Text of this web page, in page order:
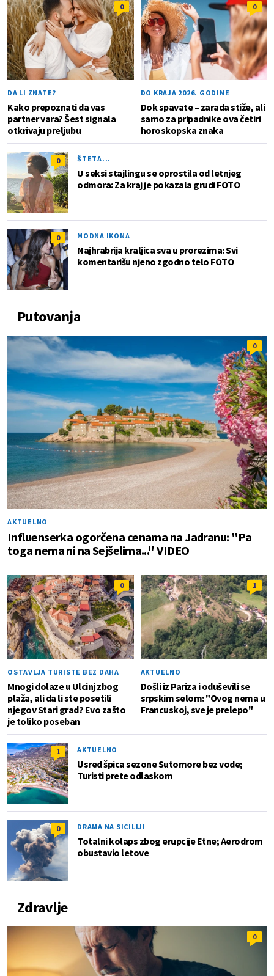
0
DA LI ZNATE?
Kako prepoznati da vas
partner vara? Šest signala
otkrivaju preljubu
0
DO KRAJA 2026. GODINE
Dok spavate – zarada stiže, ali
samo za pripadnike ova četiri
horoskopska znaka
0 ŠTETA...
U seksi stajlingu se oprostila od letnjeg
odmora: Za kraj je pokazala grudi FOTO
0 MODNA IKONA
Najhrabrija kraljica sva u prorezima: Svi
komentarišu njeno zgodno telo FOTO
Putovanja
0
AKTUELNO
Influenserka ogorčena cenama na Jadranu: "Pa
toga nema ni na Sejšelima..." VIDEO
0
OSTAVLJA TURISTE BEZ DAHA
Mnogi dolaze u Ulcinj zbog
plaža, ali da li ste posetili
njegov Stari grad? Evo zašto
je toliko poseban
1
AKTUELNO
Došli iz Pariza i oduševili se
srpskim selom: "Ovog nema u
Francuskoj, sve je prelepo"
1 AKTUELNO
Usred špica sezone Sutomore bez vode;
Turisti prete odlaskom
0 DRAMA NA SICILIJI
Totalni kolaps zbog erupcije Etne; Aerodrom
obustavio letove
Zdravlje
0